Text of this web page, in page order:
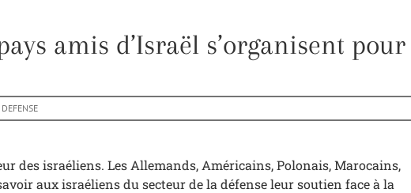
amis d’Israël s’organisent pour
DEFENSE
des israéliens. Les Allemands, Américains, Polonais, Marocains,
aux israéliens du secteur de la défense leur soutien face à la